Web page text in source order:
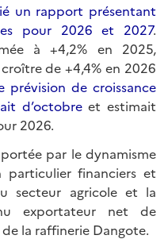
un rapport présentant
pour 2026 et 2027.
à +4,2% en 2025,
de +4,4% en 2026
prévision de croissance
d’octobreet estimait
2026.
par le dynamisme
particulier financiers et
secteur agricole et la
exportateur net de
la raffinerie Dangote.